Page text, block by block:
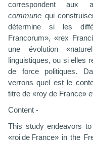
correspondent
commune qui
détermine si les
Francorum», «rex
une évolution
linguistiques, ou si elles
de forcepolitiques.
verrons quel est le
titre de «roy de France»
Content -
This study endeavors
«roi de France» in the